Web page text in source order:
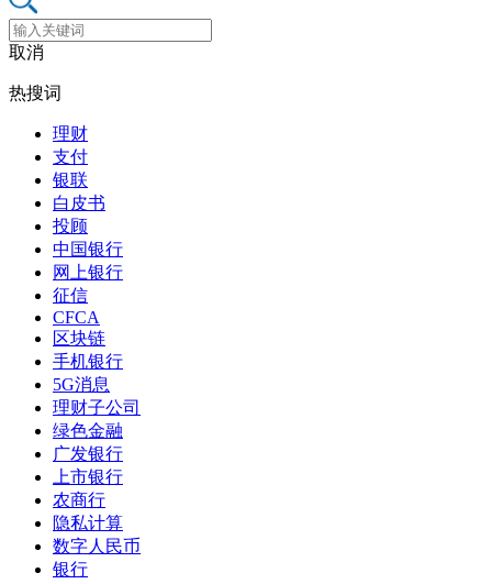
取消
热搜词
理财
支付
银联
白皮书
投顾
中国银行
网上银行
征信
CFCA
区块链
手机银行
5G消息
理财子公司
绿色金融
广发银行
上市银行
农商行
隐私计算
数字人民币
银行